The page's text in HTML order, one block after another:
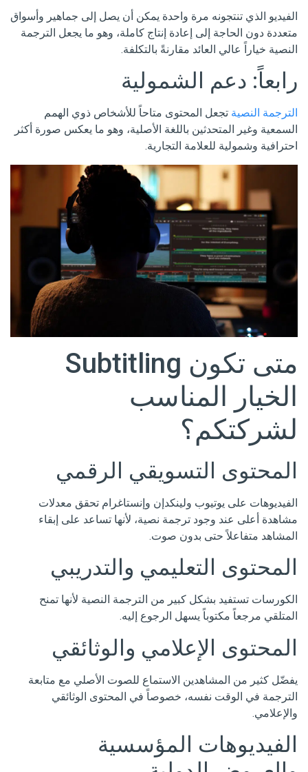
الفيديو الذي تنتجونه مرة واحدة يمكن أن يصل إلى جماهير وأسواق
متعددة دون الحاجة إلى إعادة إنتاج كاملة، وهو ما يجعل الترجمة
النصية خياراً عالي العائد مقارنةً بالتكلفة.
رابعاً: دعم الشمولية
الترجمة النصية تجعل المحتوى متاحاً للأشخاص ذوي الهمم
السمعية وغير المتحدثين باللغة الأصلية، وهو ما يعكس صورة أكثر
احترافية وشمولية للعلامة التجارية.
متى تكون Subtitling
الخيار المناسب
لشركتكم؟
المحتوى التسويقي الرقمي
الفيديوهات على يوتيوب ولينكدإن وإنستاغرام تحقق معدلات
مشاهدة أعلى عند وجود ترجمة نصية، لأنها تساعد على إبقاء
المشاهد متفاعلاً حتى بدون صوت.
المحتوى التعليمي والتدريبي
الكورسات تستفيد بشكل كبير من الترجمة النصية لأنها تمنح
المتلقي مرجعاً مكتوباً يسهل الرجوع إليه.
المحتوى الإعلامي والوثائقي
يفضّل كثير من المشاهدين الاستماع للصوت الأصلي مع متابعة
الترجمة في الوقت نفسه، خصوصاً في المحتوى الوثائقي
والإعلامي.
الفيديوهات المؤسسية